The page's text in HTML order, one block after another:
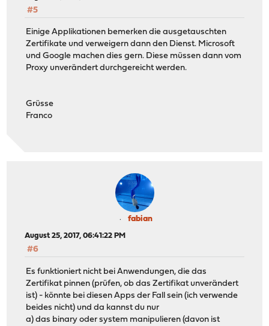
#5
Einige Applikationen bemerken die ausgetauschten
Zertifikate und verweigern dann den Dienst. Microsoft
und Google machen dies gern. Diese müssen dann vom
Proxy unverändert durchgereicht werden.
Grüsse
Franco
fabian
August 25, 2017, 06:41:22 PM
#6
Es funktioniert nicht bei Anwendungen, die das
Zertifikat pinnen (prüfen, ob das Zertifikat unverändert
ist) - könnte bei diesen Apps der Fall sein (ich verwende
beides nicht) und da kannst du nur
a) das binary oder system manipulieren (davon ist